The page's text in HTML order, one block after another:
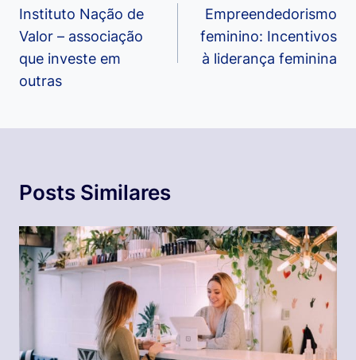
de
Post
Instituto Nação de
Valor – associação
que investe em
outras
Empreendedorismo
feminino: Incentivos
à liderança feminina
Posts Similares